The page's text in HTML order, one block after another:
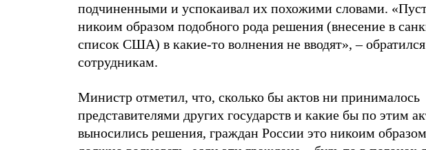
подчиненными и успокаивал их похожими словами.
никоим образом подобного рода решения (внесение в
список США) в какие-то волнения не вводят», –
сотрудникам.
Министр отметил, что, сколько бы актов ни принималось
представителями других государств и какие бы по этим
выносились решения, граждан России это никоим